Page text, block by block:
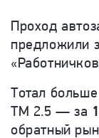
Проход
предложили
Тотал
ТМ 2.5 — за
обратный